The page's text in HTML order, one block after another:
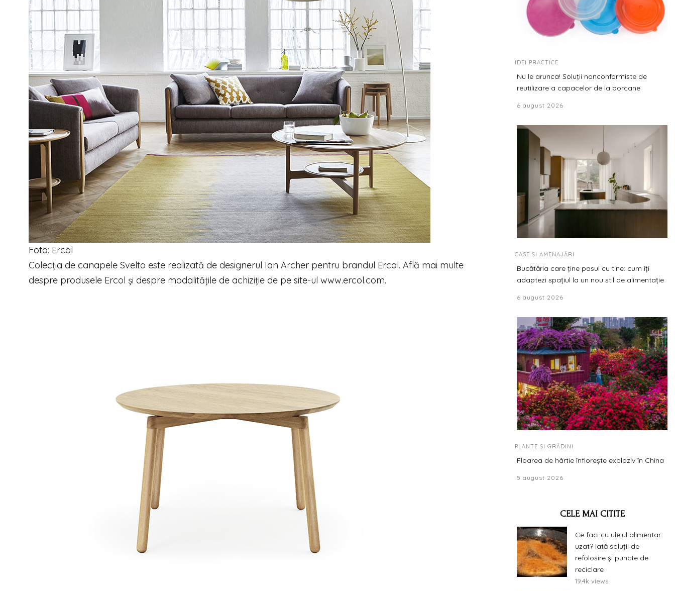
Foto: Ercol
Colecția de canapele Svelto este realizată de designerul Ian Archer pentru brandul Ercol. Află mai multe
despre produsele Ercol și despre modalitățile de achiziție de pe site-ul www.ercol.com.
IDEI PRACTICE
Nu le arunca! Soluții nonconformiste de
reutilizare a capacelor de la borcane
6 august 2026
CASE ȘI AMENAJĂRI
Bucătăria care ține pasul cu tine: cum îți
adaptezi spațiul la un nou stil de alimentație
6 august 2026
PLANTE ȘI GRĂDINI
Floarea de hârtie înflorește exploziv în China
5 august 2026
CELE MAI CITITE
Ce faci cu uleiul alimentar
uzat? Iată soluții de
refolosire și puncte de
reciclare
19.4k views